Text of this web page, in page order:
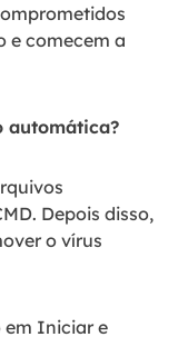
e comecem a
automática?
Depois disso,
o vírus
Iniciar e